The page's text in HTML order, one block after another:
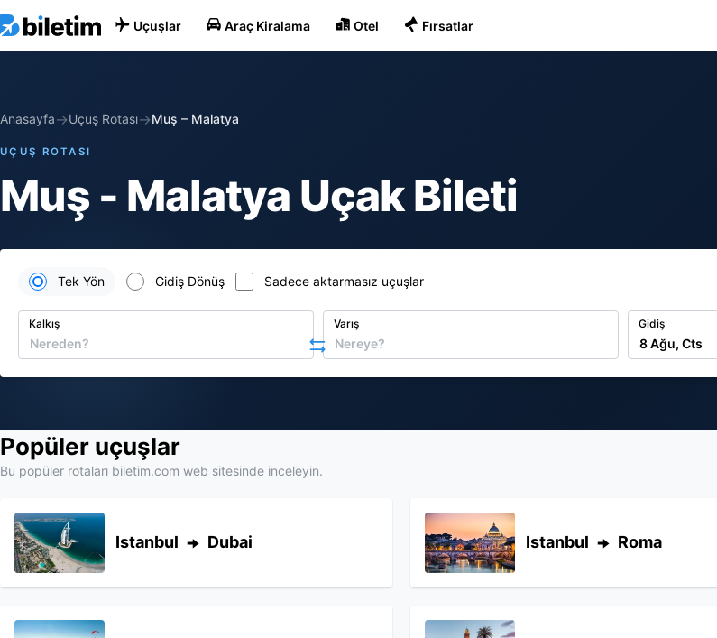
Uçuşlar Araç Kiralama Otel Fırsatlar
Anasayfa→Uçuş Rotası→Muş – Malatya
UÇUŞ ROTASI
Muş - Malatya Uçak Bileti
Tek Yön Gidiş Dönüş Sadece aktarmasız uçuşlar
Kalkış Varış Gidiş
8 Ağu, Cts
Popüler uçuşlar
Bu popüler rotaları biletim.com web sitesinde inceleyin.
Istanbul Dubai Istanbul Roma